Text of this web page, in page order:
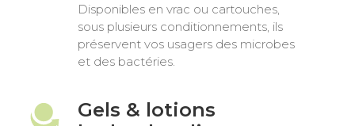
Disponibles en vrac ou cartouches,
sous plusieurs conditionnements, ils
préservent vos usagers des microbes
et des bactéries.
Gels & lotions